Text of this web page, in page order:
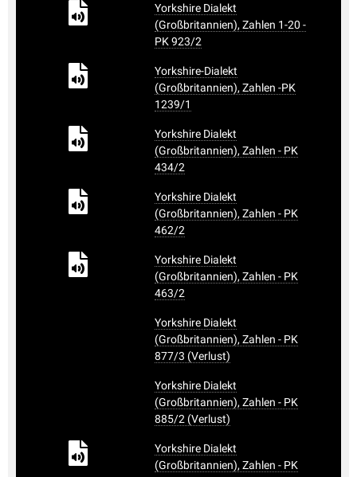
Yorkshire Dialekt
(Großbritannien), Zahlen 1-20 -
PK 923/2
Yorkshire-Dialekt
(Großbritannien), Zahlen -PK
1239/1
Yorkshire Dialekt
(Großbritannien), Zahlen - PK
434/2
Yorkshire Dialekt
(Großbritannien), Zahlen - PK
462/2
Yorkshire Dialekt
(Großbritannien), Zahlen - PK
463/2
Yorkshire Dialekt
(Großbritannien), Zahlen - PK
877/3 (Verlust)
Yorkshire Dialekt
(Großbritannien), Zahlen - PK
885/2 (Verlust)
Yorkshire Dialekt
(Großbritannien), Zahlen - PK